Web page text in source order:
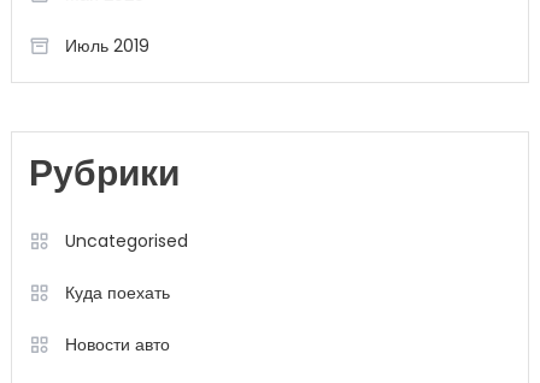
Июль 2019
Рубрики
Uncategorised
Куда поехать
Новости авто